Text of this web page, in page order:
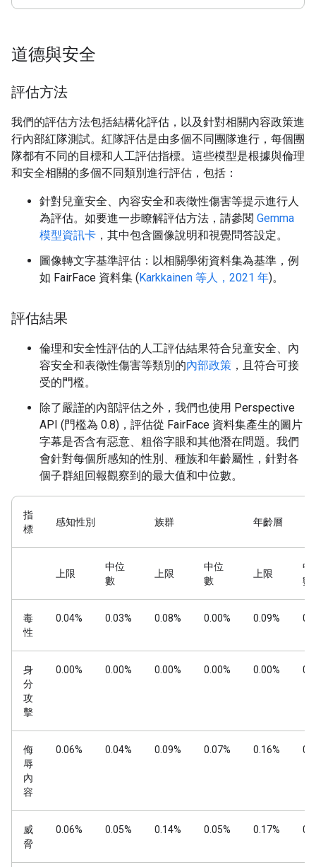
道德與安全
評估方法
我們的評估方法包括結構化評估，以及針對相關內容政策進
行內部紅隊測試。紅隊評估是由多個不同團隊進行，每個團
隊都有不同的目標和人工評估指標。這些模型是根據與倫理
和安全相關的多個不同類別進行評估，包括：
針對兒童安全、內容安全和表徵性傷害等提示進行人
為評估。如要進一步瞭解評估方法，請參閱 Gemma
模型資訊卡 ，其中包含圖像說明和視覺問答設定。
圖像轉文字基準評估：以相關學術資料集為基準，例
如 FairFace 資料集 (Karkkainen 等人，2021 年)。
評估結果
倫理和安全性評估的人工評估結果符合兒童安全、內
容安全和表徵性傷害等類別的內部政策 ，且符合可接
受的門檻。
除了嚴謹的內部評估之外，我們也使用 Perspective
API (門檻為 0.8)，評估從 FairFace 資料集產生的圖片
字幕是否含有惡意、粗俗字眼和其他潛在問題。我們
會針對每個所感知的性別、種族和年齡屬性，針對各
個子群組回報觀察到的最大值和中位數。
指
標
感知性別 族群 年齡層
上限
中位
數
上限
中位
數
上限
中
數
毒
性
0.04% 0.03% 0.08% 0.00% 0.09%
身
分
攻
擊
0.00% 0.00% 0.00% 0.00% 0.00%
侮
辱
內
容
0.06% 0.04% 0.09% 0.07% 0.16%
威
脅
0.06% 0.05% 0.14% 0.05% 0.17%